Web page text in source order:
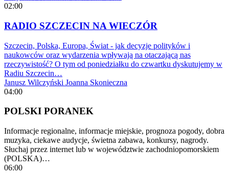
02:00
RADIO SZCZECIN NA WIECZÓR
Szczecin, Polska, Europa, Świat - jak decyzje polityków i
naukowców oraz wydarzenia wpływają na otaczającą nas
rzeczywistość? O tym od poniedziałku do czwartku dyskutujemy w
Radiu Szczecin…
Janusz Wilczyński Joanna Skonieczna
04:00
POLSKI PORANEK
Informacje regionalne, informacje miejskie, prognoza pogody, dobra
muzyka, ciekawe audycje, świetna zabawa, konkursy, nagrody.
Słuchaj przez internet lub w województwie zachodniopomorskiem
(POLSKA)…
06:00